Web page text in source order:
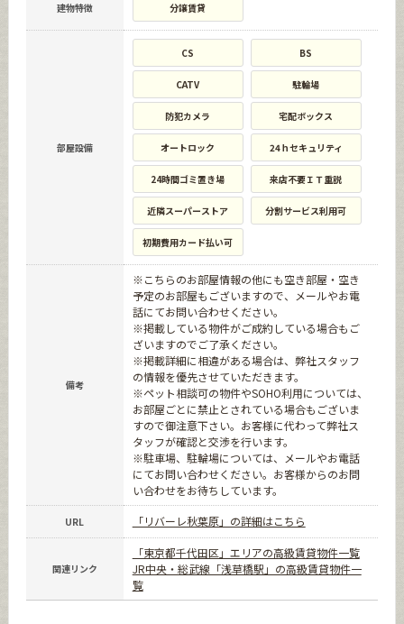
建物特徴 分譲賃貸
部屋設備
CS BS
CATV 駐輪場
防犯カメラ 宅配ボックス
オートロック 24ｈセキュリティ
24時間ゴミ置き場 来店不要ＩＴ重説
近隣スーパーストア 分割サービス利用可
初期費用カード払い可
備考
※こちらのお部屋情報の他にも空き部屋・空き
予定のお部屋もございますので、メールやお電
話にてお問い合わせください。
※掲載している物件がご成約している場合もご
ざいますのでご了承ください。
※掲載詳細に相違がある場合は、弊社スタッフ
の情報を優先させていただきます。
※ペット相談可の物件やSOHO利用については、
お部屋ごとに禁止とされている場合もございま
すので御注意下さい。お客様に代わって弊社ス
タッフが確認と交渉を行います。
※駐車場、駐輪場については、メールやお電話
にてお問い合わせください。お客様からのお問
い合わせをお待ちしています。
URL 「リバーレ秋葉原」の詳細はこちら
関連リンク
「東京都千代田区」エリアの高級賃貸物件一覧
JR中央・総武線「浅草橋駅」の高級賃貸物件一
覧